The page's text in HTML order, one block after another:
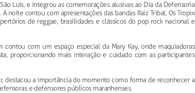
Luís, e integrou as comemorações alusivas ao Dia da Defensoria
noite contou com apresentações das bandas Raiz Tribal, Os Tropix
de reggae, brasilidades e clássicos do pop rock nacional e
com um espaço especial da Mary Kay, onde maquiadoras
proporcionando mais interação e cuidado com as participantes
destacou a importância do momento como forma de reconhecer a
e defensores públicos maranhenses.